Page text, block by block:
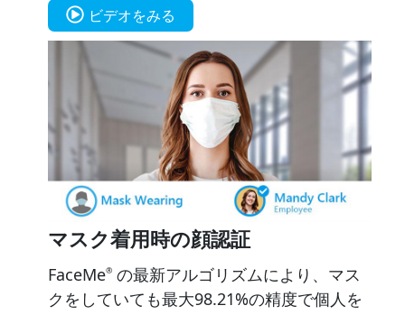
ビデオをみる
マスク着用時の顔認証
FaceMe® の最新アルゴリズムにより、マス
クをしていても最大98.21%の精度で個人を